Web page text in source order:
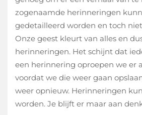
zogenaamde herinneringen
gedetailleerd worden en toch
Onze geest kleurt van alles en
herinneringen. Het schijnt dat
een herinnering oproepen we er
voordat we die weer gaan
weer opnieuw. Herinneringen
worden. Je blijft er maar aan